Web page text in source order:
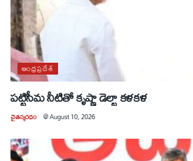
ఆంధ్రప్రదేశ్
పట్టిసీమ నీటితో కృష్ణా డెల్టా కళకళ
చైతన్యరధం @August 10, 2026